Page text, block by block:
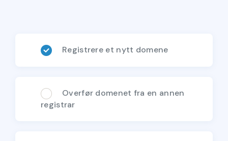
Registrere et nytt domene
Overfør domenet fra en annen
registrar